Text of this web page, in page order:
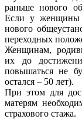
раньше нового
Если у женщины
нового
переходных
Женщинам,
их до
повышаться не
остался – 50 лет).
При этом для
матерям
страхового стажа.